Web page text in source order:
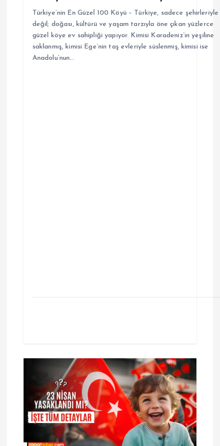
Türkiye’nin En Güzel 100 Köyü – Türkiye, sadece şehirleriyle
değil; doğası, kültürü ve yaşam tarzıyla öne çıkan yüzlerce
güzel köye ev sahipliği yapıyor. Kimisi Karadeniz’in yeşiline
saklanmış, kimisi Ege’nin taş evleriyle süslenmiş, kimisi ise
Anadolu’nun…